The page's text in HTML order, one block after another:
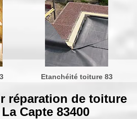
Etanchéité toiture 83
réparation de toiture
Capte 83400